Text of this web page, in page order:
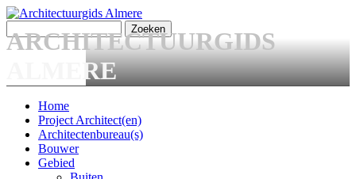
Overslaan en naar de algemene inhoud gaan
Zoekveld
ARCHITECTUURGIDS
ALMERE
Main menu
Home
Project Architect(en)
Architectenbureau(s)
Bouwer
Gebied